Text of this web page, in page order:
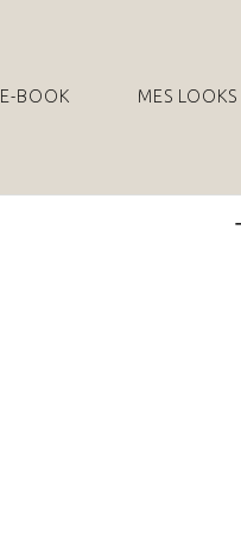
E-BOOK MES LOOKS